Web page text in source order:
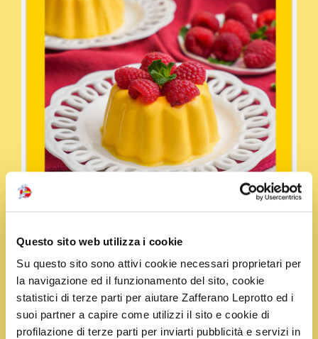
Questo sito web utilizza i cookie
Su questo sito sono attivi cookie necessari proprietari per
la navigazione ed il funzionamento del sito, cookie
statistici di terze parti per aiutare Zafferano Leprotto ed i
suoi partner a capire come utilizzi il sito e cookie di
profilazione di terze parti per inviarti pubblicità e servizi in
Condividi la ricetta
Ingredienti